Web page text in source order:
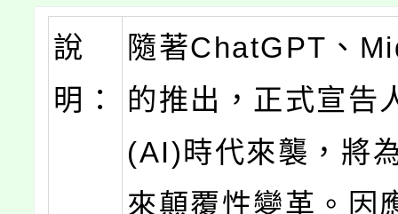
說
明：
隨著ChatGPT、
的推出，正式宣告
(AI)時代來襲，將
來顛覆性變革。因